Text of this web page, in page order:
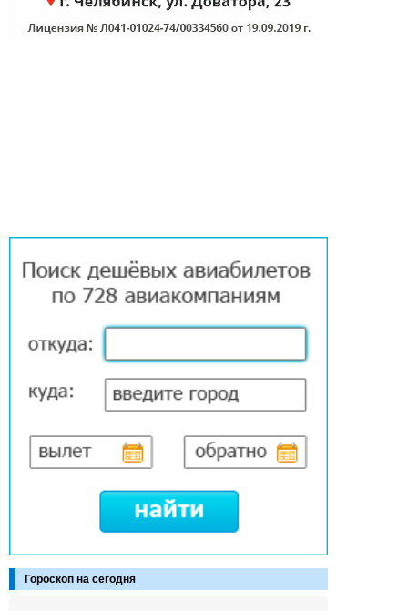
Гороскоп на сегодня